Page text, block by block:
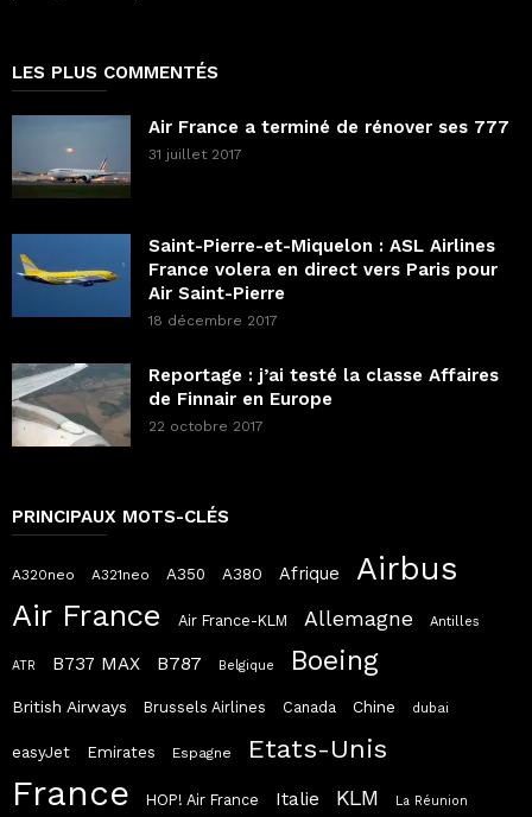
LES PLUS COMMENTÉS
Air France a terminé de rénover ses 777
31 juillet 2017
Saint-Pierre-et-Miquelon : ASL Airlines
France volera en direct vers Paris pour
Air Saint-Pierre
18 décembre 2017
Reportage : j’ai testé la classe Affaires
de Finnair en Europe
22 octobre 2017
PRINCIPAUX MOTS-CLÉS
A320neo A321neo A350 A380 Afrique Airbus
Air France Air France-KLM Allemagne Antilles
ATR B737 MAX B787 Belgique Boeing
British Airways Brussels Airlines Canada Chine dubai
easyJet Emirates Espagne Etats-Unis
France HOP! Air France Italie KLM La Réunion